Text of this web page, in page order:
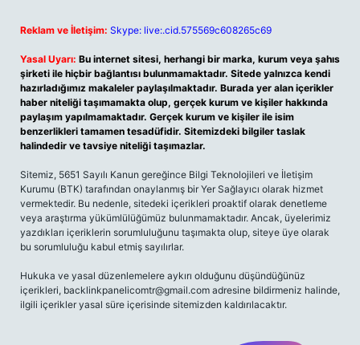
Reklam ve İletişim: Skype: live:.cid.575569c608265c69
Yasal Uyarı: Bu internet sitesi, herhangi bir marka, kurum veya şahıs
şirketi ile hiçbir bağlantısı bulunmamaktadır. Sitede yalnızca kendi
hazırladığımız makaleler paylaşılmaktadır. Burada yer alan içerikler
haber niteliği taşımamakta olup, gerçek kurum ve kişiler hakkında
paylaşım yapılmamaktadır. Gerçek kurum ve kişiler ile isim
benzerlikleri tamamen tesadüfidir. Sitemizdeki bilgiler taslak
halindedir ve tavsiye niteliği taşımazlar.
Sitemiz, 5651 Sayılı Kanun gereğince Bilgi Teknolojileri ve İletişim
Kurumu (BTK) tarafından onaylanmış bir Yer Sağlayıcı olarak hizmet
vermektedir. Bu nedenle, sitedeki içerikleri proaktif olarak denetleme
veya araştırma yükümlülüğümüz bulunmamaktadır. Ancak, üyelerimiz
yazdıkları içeriklerin sorumluluğunu taşımakta olup, siteye üye olarak
bu sorumluluğu kabul etmiş sayılırlar.
Hukuka ve yasal düzenlemelere aykırı olduğunu düşündüğünüz
içerikleri, backlinkpanelicomtr@gmail.com adresine bildirmeniz halinde,
ilgili içerikler yasal süre içerisinde sitemizden kaldırılacaktır.